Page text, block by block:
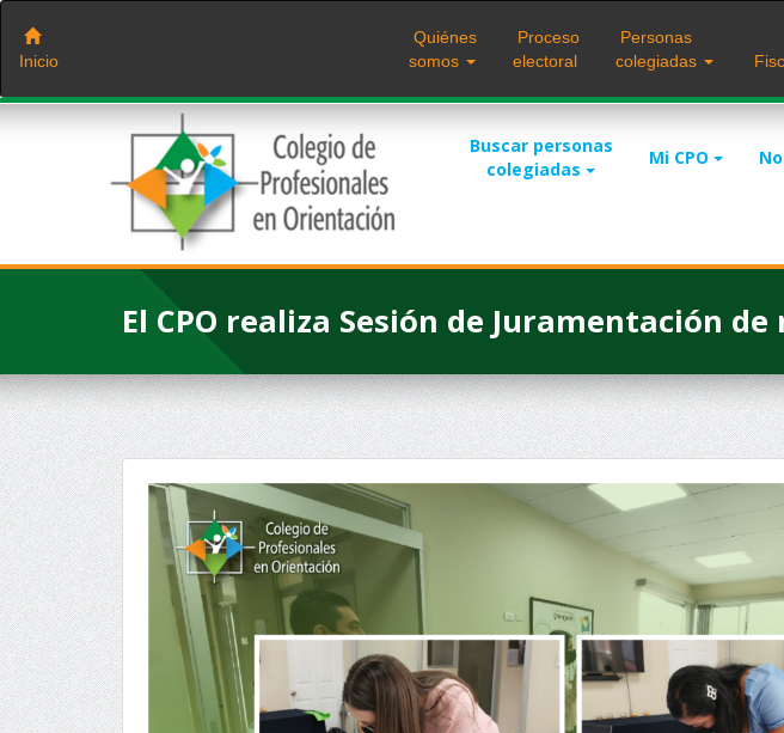
Saltar
contenido
Inicio
Quiénes
somos
Proceso
electoral
Personas
colegiadas
Buscar personas
colegiadas
Mi CPO
El CPO realiza Sesión de Juramentación